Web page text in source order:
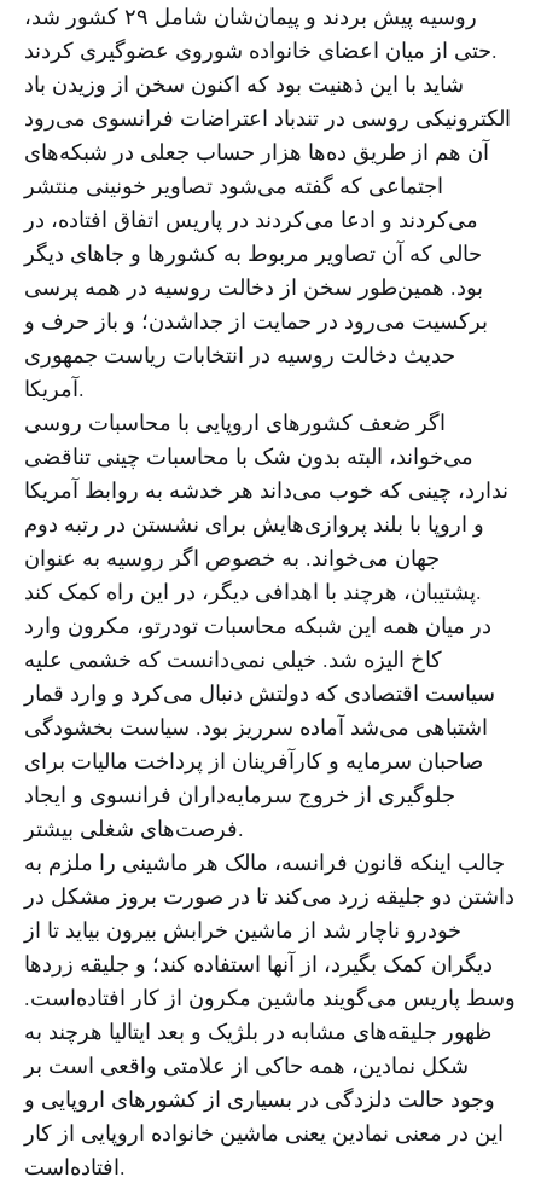
روسیه پیش بردند و پیمان‌شان شامل ۲۹ کشور شد،
حتی از میان اعضای خانواده شوروی عضوگیری کردند.
شاید با این ذهنیت بود که اکنون سخن از وزیدن باد
الکترونیکی روسی در تندباد اعتراضات فرانسوی می‌رود
آن هم از طریق ده‌ها هزار حساب جعلی در شبکه‌های
اجتماعی که گفته می‌شود تصاویر خونینی منتشر
می‌کردند و ادعا می‌کردند در پاریس اتفاق افتاده، در
حالی که آن تصاویر مربوط به کشورها و جاهای دیگر
بود. همین‌طور سخن از دخالت روسیه در همه پرسی
برکسیت می‌رود در حمایت از جداشدن؛ و باز حرف و
حدیث دخالت روسیه در انتخابات ریاست جمهوری
آمریکا.
اگر ضعف کشورهای اروپایی با محاسبات روسی
می‌خواند، البته بدون شک با محاسبات چینی تناقضی
ندارد، چینی که خوب می‌داند هر خدشه به روابط آمریکا
و اروپا با بلند پروازی‌هایش برای نشستن در رتبه دوم
جهان می‌خواند. به خصوص اگر روسیه به عنوان
پشتیبان، هرچند با اهدافی دیگر، در این راه کمک کند.
در میان همه این شبکه محاسبات تودرتو، مکرون وارد
کاخ الیزه شد. خیلی نمی‌دانست که خشمی علیه
سیاست اقتصادی که دولتش دنبال می‌کرد و وارد قمار
اشتباهی می‌شد آماده سرریز بود. سیاست بخشودگی
صاحبان سرمایه و کارآفرینان از پرداخت مالیات برای
جلوگیری از خروج سرمایه‌داران فرانسوی و ایجاد
فرصت‌های شغلی بیشتر.
جالب اینکه قانون فرانسه، مالک هر ماشینی را ملزم به
داشتن دو جلیقه زرد می‌کند تا در صورت بروز مشکل در
خودرو ناچار شد از ماشین خرابش بیرون بیاید تا از
دیگران کمک بگیرد، از آنها استفاده کند؛ و جلیقه‌ زردها
وسط پاریس می‌گویند ماشین مکرون از کار افتاده‌است.
ظهور جلیقه‌های مشابه در بلژیک و بعد ایتالیا هرچند به
شکل نمادین، همه حاکی از علامتی واقعی است بر
وجود حالت دلزدگی در بسیاری از کشورهای اروپایی و
این در معنی نمادین یعنی ماشین خانواده اروپایی از کار
افتاده‌است.